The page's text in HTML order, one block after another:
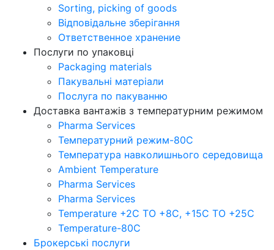
Sorting, picking of goods
Відповідальне зберігання
Ответственное хранение
Послуги по упаковці
Packaging materials
Пакувальнi матерiали
Послуга по пакуванню
Доставка вантажів з температурним режимом
Pharma Services
Температурний режим-80С
Температура навколишнього середовища
Ambient Temperature
Pharma Services
Pharma Services
Temperature +2C TO +8С, +15C TO +25С
Temperature-80С
Брокерські послуги